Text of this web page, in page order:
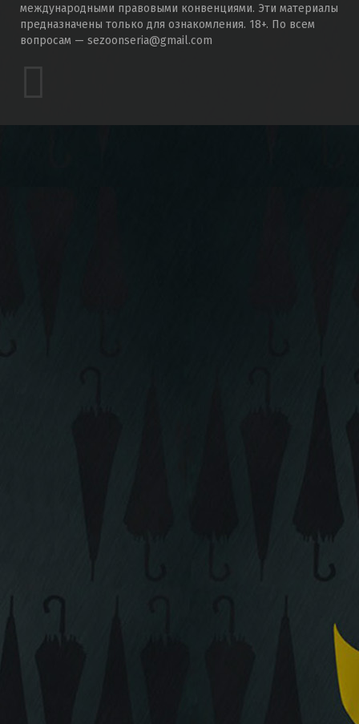
международными правовыми конвенциями. Эти материалы
предназначены только для ознакомления. 18+. По всем
вопросам — sezoonseria@gmail.com